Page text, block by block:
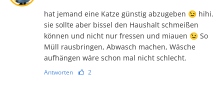
hat jemand eine Katze günstig abzugeben 😉 hihi.
sie sollte aber bissel den Haushalt schmeißen
können und nicht nur fressen und miauen 😉 So
Müll rausbringen, Abwasch machen, Wäsche
aufhängen wäre schon mal nicht schlecht.
Antworten 2